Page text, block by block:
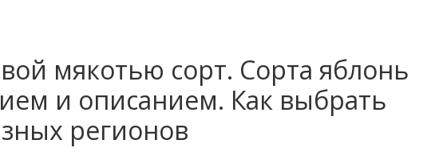
мякотью сорт. Сорта яблонь
и описанием. Как выбрать
регионов